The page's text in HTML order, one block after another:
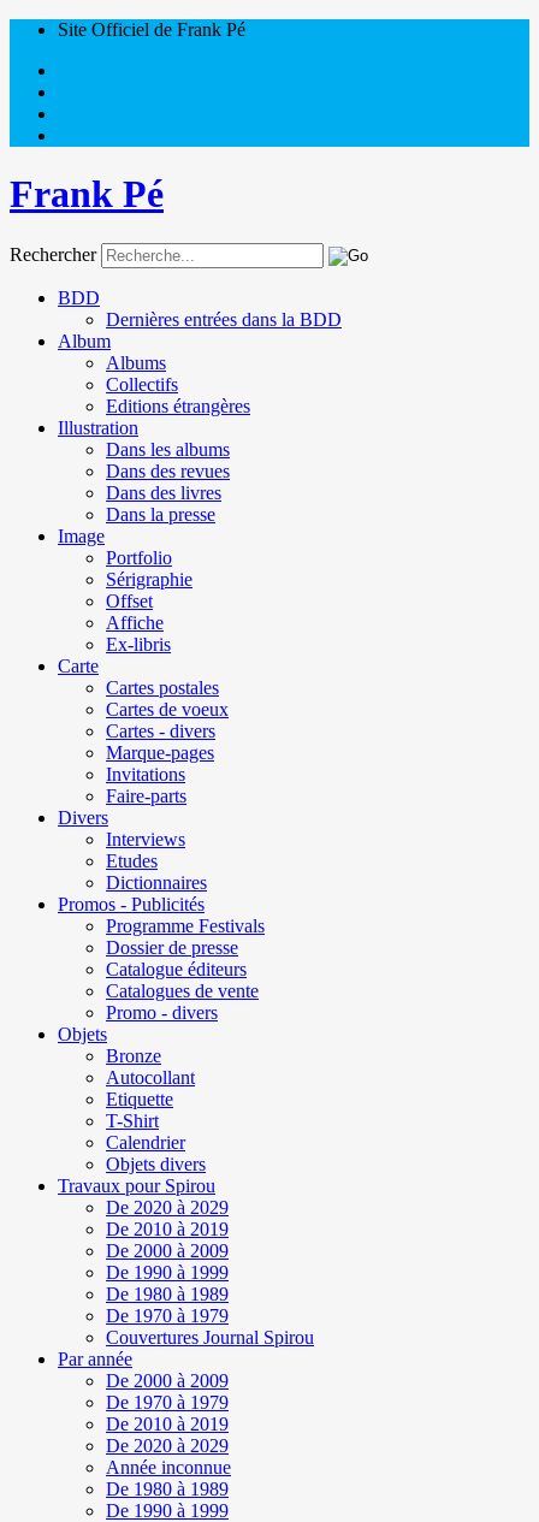
Site Officiel de Frank Pé
Frank Pé
Rechercher
BDD
Dernières entrées dans la BDD
Album
Albums
Collectifs
Editions étrangères
Illustration
Dans les albums
Dans des revues
Dans des livres
Dans la presse
Image
Portfolio
Sérigraphie
Offset
Affiche
Ex-libris
Carte
Cartes postales
Cartes de voeux
Cartes - divers
Marque-pages
Invitations
Faire-parts
Divers
Interviews
Etudes
Dictionnaires
Promos - Publicités
Programme Festivals
Dossier de presse
Catalogue éditeurs
Catalogues de vente
Promo - divers
Objets
Bronze
Autocollant
Etiquette
T-Shirt
Calendrier
Objets divers
Travaux pour Spirou
De 2020 à 2029
De 2010 à 2019
De 2000 à 2009
De 1990 à 1999
De 1980 à 1989
De 1970 à 1979
Couvertures Journal Spirou
Par année
De 2000 à 2009
De 1970 à 1979
De 2010 à 2019
De 2020 à 2029
Année inconnue
De 1980 à 1989
De 1990 à 1999